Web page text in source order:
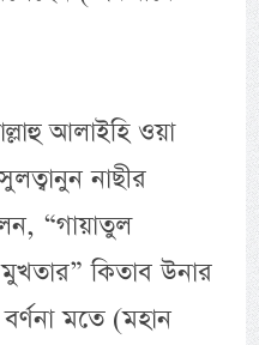
আলাইহি ওয়া
নাছীর
“গায়াতুল
কিতাব উনার
মতে (মহান